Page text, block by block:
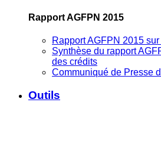
Rapport AGFPN 2015
Rapport AGFPN 2015
Synthèse du rapport
des crédits
Communiqué de Presse
Outils